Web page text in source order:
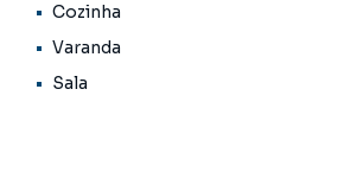
Casa para Venda em região valorizada do
Residencial Figueiras do Parque, em
sobre Casa em Campo Grande? Entre
Cozinha
Varanda
Sala